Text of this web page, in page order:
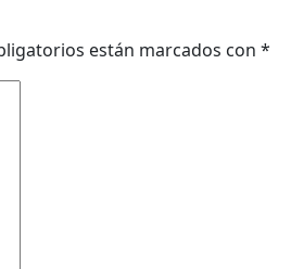
están marcados con *